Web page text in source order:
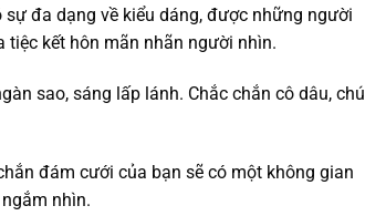
đa dạng về kiểu dáng, được những người
tiệc kết hôn mãn nhãn người nhìn.
sao, sáng lấp lánh. Chắc chắn cô dâu, chú
đám cưới của bạn sẽ có một không gian
nhìn.